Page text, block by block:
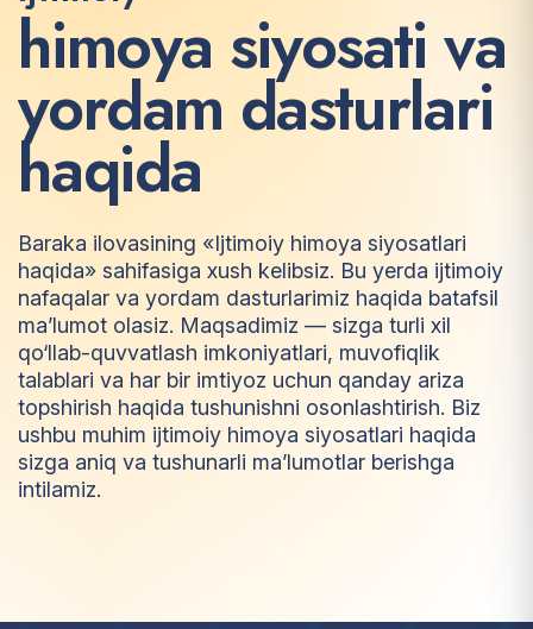
himoya siyosati va
yordam dasturlari
haqida
Baraka ilovasining «Ijtimoiy himoya siyosatlari
haqida» sahifasiga xush kelibsiz. Bu yerda ijtimoiy
nafaqalar va yordam dasturlarimiz haqida batafsil
ma’lumot olasiz. Maqsadimiz — sizga turli xil
qo‘llab-quvvatlash imkoniyatlari, muvofiqlik
talablari va har bir imtiyoz uchun qanday ariza
topshirish haqida tushunishni osonlashtirish. Biz
ushbu muhim ijtimoiy himoya siyosatlari haqida
sizga aniq va tushunarli ma’lumotlar berishga
intilamiz.